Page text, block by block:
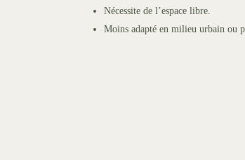
Nécessite de l’espace libre.
Moins adapté en milieu urbain ou